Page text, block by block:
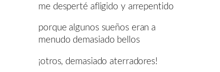
me desperté afligido y arrepentido
porque algunos sueños eran a
menudo demasiado bellos
¡otros, demasiado aterradores!